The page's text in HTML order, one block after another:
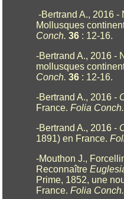
-Bertrand A., 2016 -
Mollusques
Conch. 36 : 12-16.
-Bertrand A., 2016 -
mollusques
Conch. 36 : 12-16.
-Bertrand A., 2016 -
France.Folia Conch.
-Bertrand A., 2016 -
1891) en France.
-Mouthon J.,
Reconnaître
Prime, 1852, une
France.Folia Conch.